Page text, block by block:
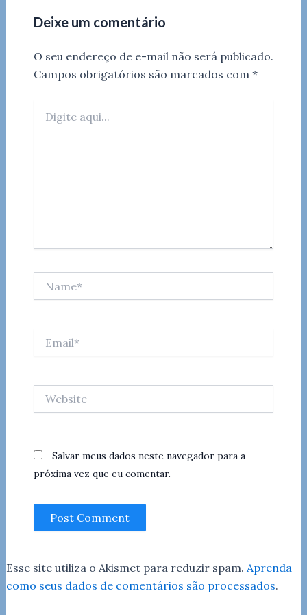
Deixe um comentário
O seu endereço de e-mail não será publicado.
Campos obrigatórios são marcados com *
aqui...
Salvar meus dados neste navegador para a
próxima vez que eu comentar.
Esse site utiliza o Akismet para reduzir spam. Aprenda
como seus dados de comentários são processados.